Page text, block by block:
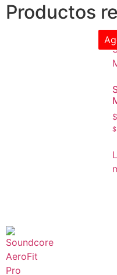
Productos
$